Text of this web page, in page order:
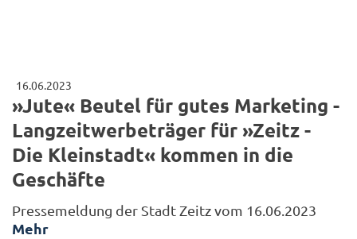
16.06.2023
»Jute« Beutel für gutes Marketing -
Langzeitwerbeträger für »Zeitz -
Die Kleinstadt« kommen in die
Geschäfte
Pressemeldung der Stadt Zeitz vom 16.06.2023
Mehr